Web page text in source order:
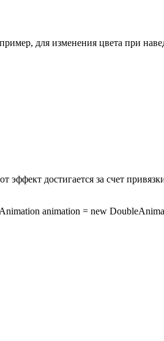
для изменения цвета при
достигается за счет
animation = new